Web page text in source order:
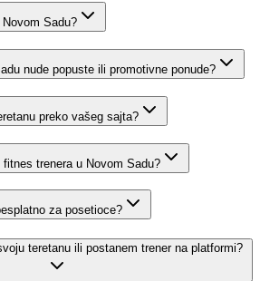
Sadu?
nude popuste ili promotivne ponude?
preko vašeg sajta?
trenera u Novom Sadu?
za posetioce?
teretanu ili postanem trener na platformi?